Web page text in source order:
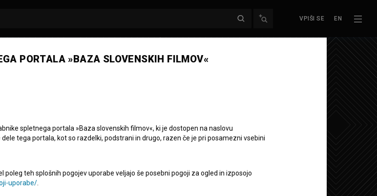
VPIŠI SE EN
Ustanovitelj
PORTALA »BAZA SLOVENSKIH FILMOV«
spletnega portala »Baza slovenskih filmov«, ki je dostopen na naslovu
tega portala, kot so razdelki, podstrani in drugo, razen če je pri posamezni vsebini
teh splošnih pogojev uporabe veljajo še posebni pogoji za ogled in izposojo
uporabe/